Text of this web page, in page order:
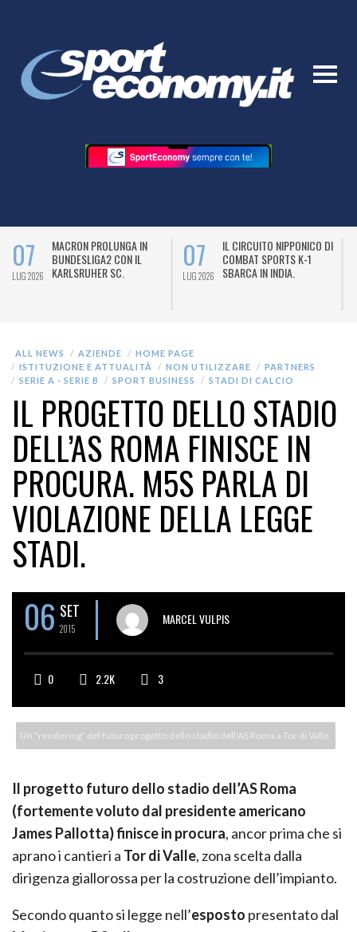
07
LUG 2026
MACRON PROLUNGA IN
BUNDESLIGA2 CON IL
KARLSRUHER SC.
07
LUG 2026
IL CIRCUITO NIPPONICO DI
COMBAT SPORTS K-1
SBARCA IN INDIA.
ALL NEWS AZIENDE
HOME PAGE
ISTITUZIONE E ATTUALITÀ
NON UTILIZZARE
PARTNERS
SERIE A - SERIE B
SPORT BUSINESS STADI DI CALCIO
IL PROGETTO DELLO STADIO
DELL’AS ROMA FINISCE IN
PROCURA. M5S PARLA DI
VIOLAZIONE DELLA LEGGE
STADI.
06 SET
2015
MARCEL VULPIS
0 2.2K 3
Un "rendering" del futuro progetto dello stadio dell'AS Roma a Tor di Valle.
Il progetto futuro dello stadio dell’AS Roma
(fortemente voluto dal presidente americano
James Pallotta) finisce in procura, ancor prima che si
aprano i cantieri a Tor di Valle, zona scelta dalla
dirigenza giallorossa per la costruzione dell’impianto.
Secondo quanto si legge nell’esposto presentato dal